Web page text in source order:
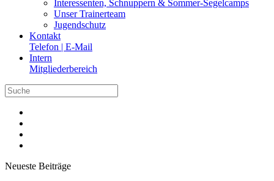
Interessenten, Schnuppern & Sommer-Segelcamps
Unser Trainerteam
Jugendschutz
Kontakt
Telefon | E-Mail
Intern
Mitgliederbereich
Neueste Beiträge